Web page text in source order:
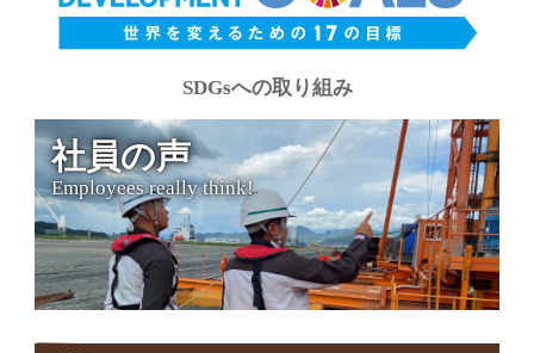
SDGsへの取り組み
社員の声
Employees really think!